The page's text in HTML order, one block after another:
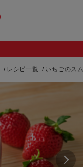
レシピ一覧 いちごのス